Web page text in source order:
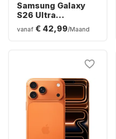
Samsung Galaxy
S26 Ultra
Smartphone -
256GB - Dual SIM
vanaf € 42,99/Maand